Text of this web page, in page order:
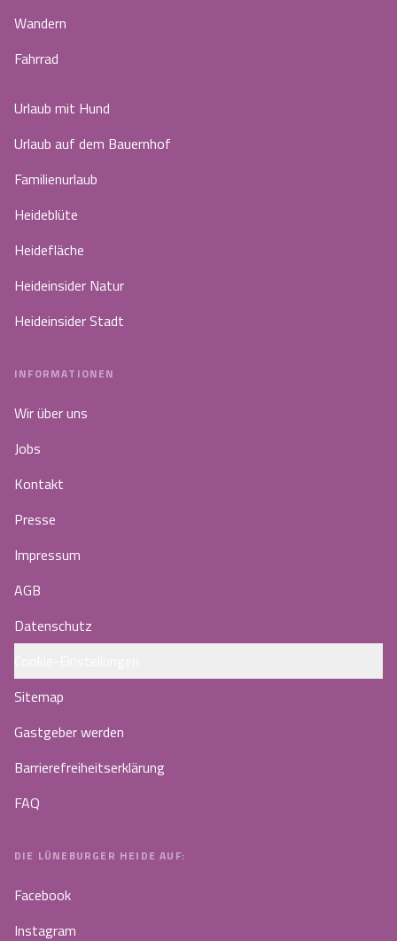
Wandern
Fahrrad
Urlaub mit Hund
Urlaub auf dem Bauernhof
Familienurlaub
Heideblüte
Heidefläche
Heideinsider Natur
Heideinsider Stadt
INFORMATIONEN
Wir über uns
Jobs
Kontakt
Presse
Impressum
AGB
Datenschutz
Sitemap
Gastgeber werden
Barrierefreiheitserklärung
FAQ
DIE LÜNEBURGER HEIDE AUF:
Facebook
Instagram